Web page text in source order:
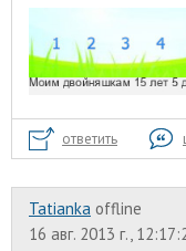
ответить
Tatianka offline
16 авг. 2013 г.,